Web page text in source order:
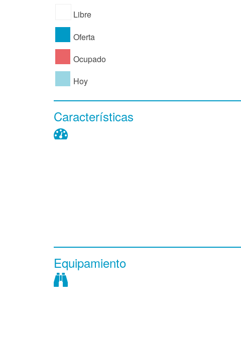
Libre
Oferta
Ocupado
Hoy
Características
Equipamiento